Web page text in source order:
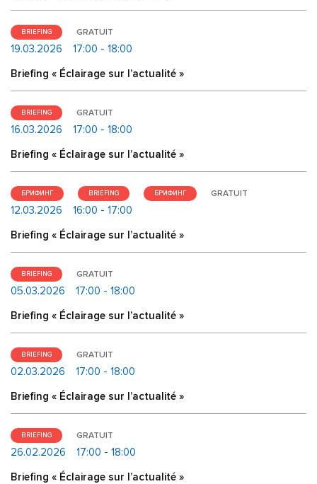
BRIEFING GRATUIT
19.03.2026
17:00 - 18:00
Briefing « Éclairage sur l’actualité »
BRIEFING GRATUIT
16.03.2026
17:00 - 18:00
Briefing « Éclairage sur l’actualité »
БРИФИНГ BRIEFING БРИФИНГ GRATUIT
12.03.2026
16:00 - 17:00
Briefing « Éclairage sur l’actualité »
BRIEFING GRATUIT
05.03.2026
17:00 - 18:00
Briefing « Éclairage sur l’actualité »
BRIEFING GRATUIT
02.03.2026
17:00 - 18:00
Briefing « Éclairage sur l’actualité »
BRIEFING GRATUIT
26.02.2026
17:00 - 18:00
Briefing « Éclairage sur l’actualité »